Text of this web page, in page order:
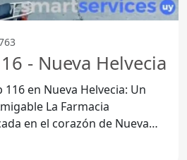
- Nueva Helvecia
en Nueva Helvecia: Un
Farmacia
en el corazón de Nueva